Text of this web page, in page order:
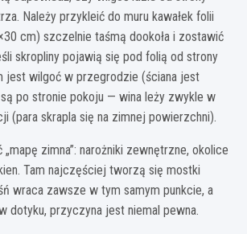
Należy przykleić do muru kawałek folii
cm) szczelnie taśmą dookoła i zostawić
skropliny pojawią się pod folią od strony
jest wilgoć w przegrodzie (ściana jest
po stronie pokoju — wina leży zwykle w
(para skrapla się na zimnej powierzchni).
zimna”: narożniki zewnętrzne, okolice
Tam najczęściej tworzą się mostki
wraca zawsze w tym samym punkcie, a
dotyku, przyczyna jest niemal pewna.